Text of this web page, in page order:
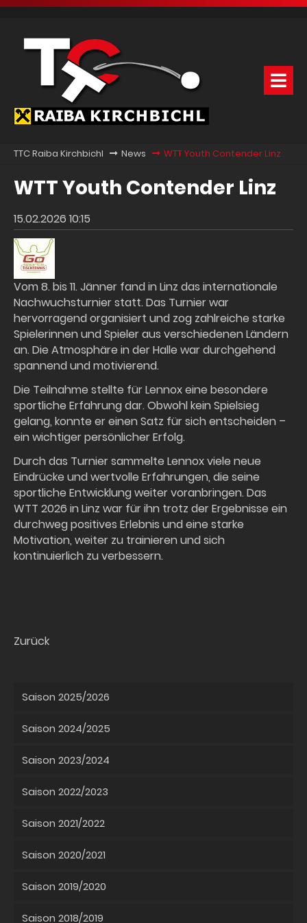
TTC Raiba Kirchbichl News WTT Youth Contender Linz
WTT Youth Contender Linz
15.02.2026 10:15
Vom 8. bis 11. Jänner fand in Linz das internationale
Nachwuchsturnier statt. Das Turnier war
hervorragend organisiert und zog zahlreiche starke
Spielerinnen und Spieler aus verschiedenen Ländern
an. Die Atmosphäre in der Halle war durchgehend
spannend und motivierend.
Die Teilnahme stellte für Lennox eine besondere
sportliche Erfahrung dar. Obwohl kein Spielsieg
gelang, konnte er einen Satz für sich entscheiden –
ein wichtiger persönlicher Erfolg.
Durch das Turnier sammelte Lennox viele neue
Eindrücke und wertvolle Erfahrungen, die seine
sportliche Entwicklung weiter voranbringen. Das
WTT 2026 in Linz war für ihn trotz der Ergebnisse ein
durchweg positives Erlebnis und eine starke
Motivation, weiter zu trainieren und sich
kontinuierlich zu verbessern.
Zurück
Saison 2025/2026
Saison 2024/2025
Saison 2023/2024
Saison 2022/2023
Saison 2021/2022
Saison 2020/2021
Saison 2019/2020
Saison 2018/2019